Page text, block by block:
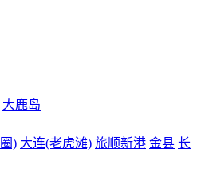
大鹿岛
) 大连(老虎滩) 旅顺新港 金县 长